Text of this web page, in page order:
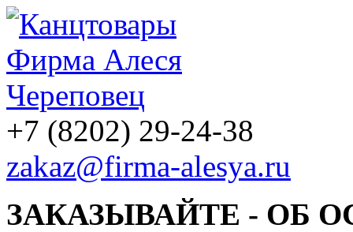
+7 (8202) 29-24-38
zakaz@firma-alesya.ru
ЗАКАЗЫВАЙТЕ - ОБ